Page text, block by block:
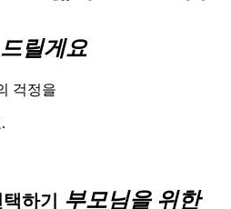
릴게요
걱정을
하기
부모님을 위한